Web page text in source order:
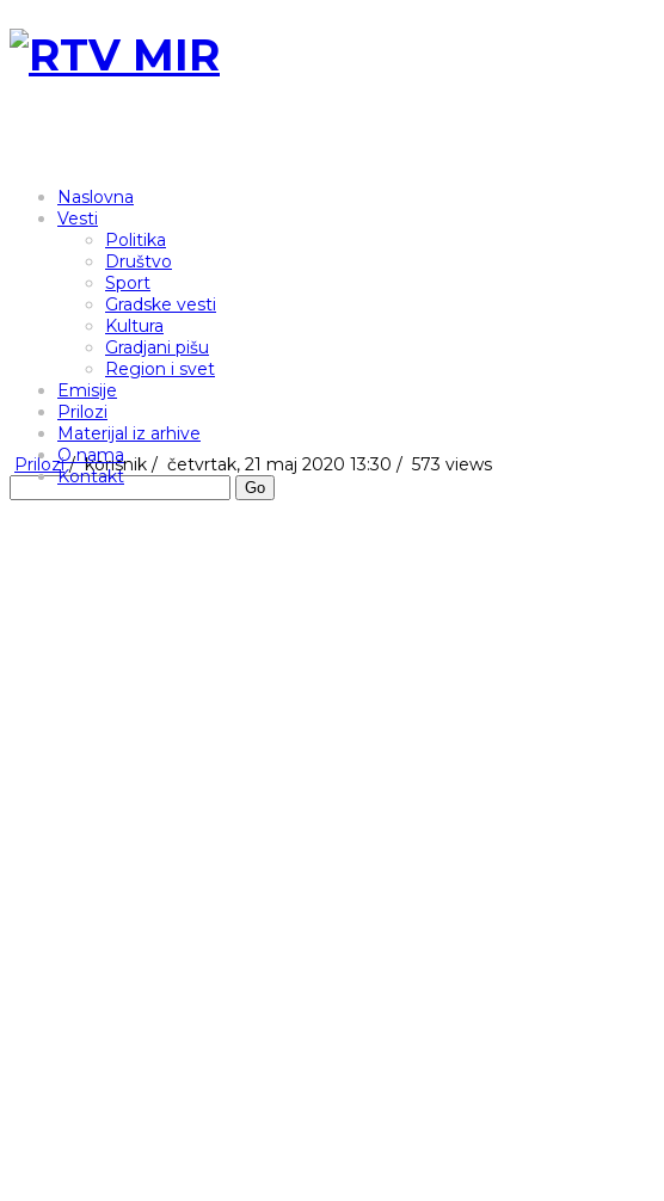
Naslovna
Vesti
Politika
Društvo
Sport
Gradske vesti
Kultura
Gradjani pišu
Region i svet
Emisije
Prilozi
Materijal iz arhive
O nama
Kontakt
Prilozi/korisnik / četvrtak, 21 maj 2020 13:30 / 573 views
Go